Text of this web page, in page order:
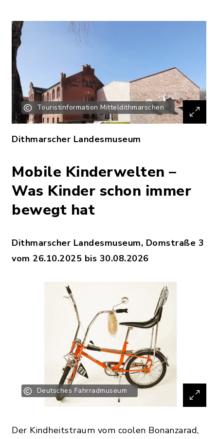
Touristinformation Mitteldithmarschen
Dithmarscher Landesmuseum
Mobile Kinderwelten –
Was Kinder schon immer
bewegt hat
Dithmarscher Landesmuseum, Domstraße 3
vom 26.10.2025 bis 30.08.2026
Deutsches Fahrradmuseum
Der Kindheitstraum vom coolen Bonanzarad,